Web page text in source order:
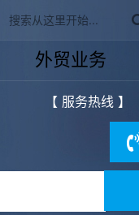
外贸业务
【 服务热线 】